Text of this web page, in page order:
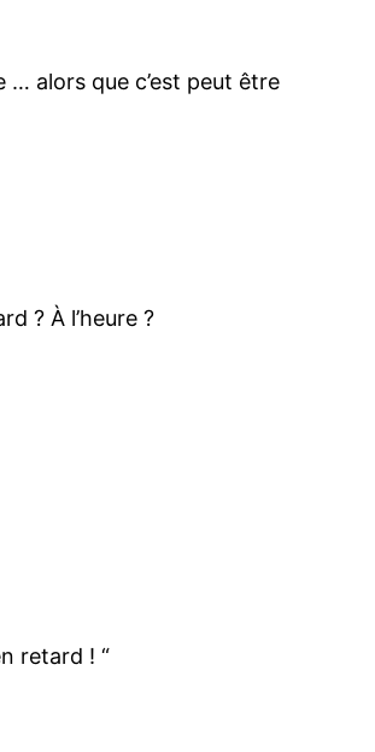
… alors que c’est peut être
? À l’heure ?
retard ! “